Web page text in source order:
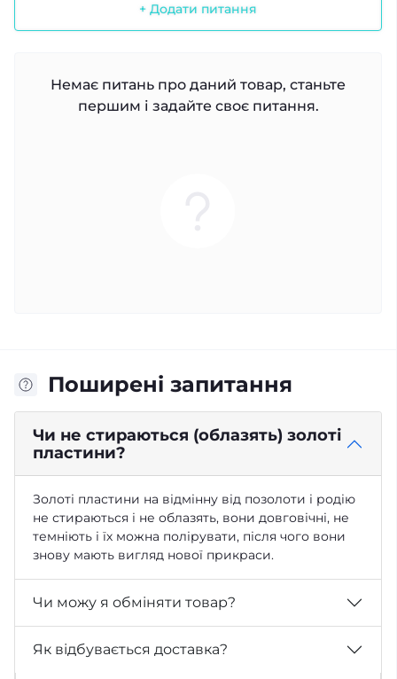
+ Додати питання
Немає питань про даний товар, станьте
першим і задайте своє питання.
Поширені запитання
Чи не стираються (облазять) золоті
пластини?
Золоті пластини на відмінну від позолоти і родію
не стираються і не облазять, вони довговічні, не
темніють і їх можна полірувати, після чого вони
знову мають вигляд нової прикраси.
Чи можу я обміняти товар?
Як відбувається доставка?